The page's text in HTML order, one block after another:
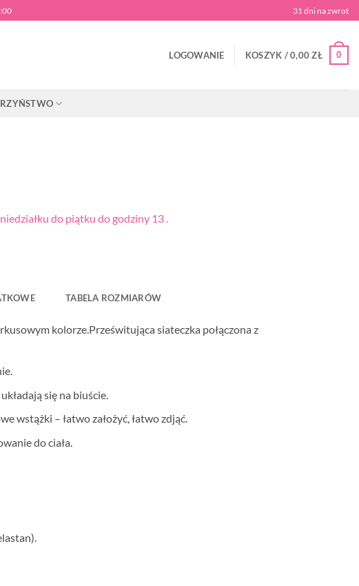
31 dni na zwrot
LOGOWANIE KOSZYK /0,00ZŁ 0
do piątku do godziny 13 .
TABELA ROZMIARÓW
kolorze.Prześwitująca siateczka połączona z
się na biuście.
wstążki – łatwo założyć, łatwo zdjąć.
do ciała.